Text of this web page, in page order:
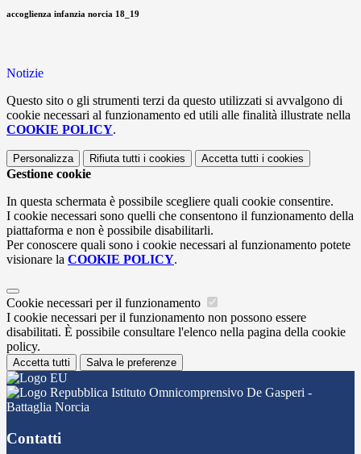
accoglienza infanzia norcia 18_19
Notizie
Questo sito o gli strumenti terzi da questo utilizzati si avvalgono di
cookie necessari al funzionamento ed utili alle finalità illustrate nella
COOKIE POLICY.
Personalizza Rifiuta tutti i cookies Accetta tutti i cookies
Gestione cookie
In questa schermata è possibile scegliere quali cookie consentire.
I cookie necessari sono quelli che consentono il funzionamento della
piattaforma e non è possibile disabilitarli.
Per conoscere quali sono i cookie necessari al funzionamento potete
visionare la COOKIE POLICY.
Cookie necessari per il funzionamento
I cookie necessari per il funzionamento non possono essere
disabilitati. È possibile consultare l'elenco nella pagina della cookie
policy.
Accetta tutti Salva le preferenze
Istituto Omnicomprensivo De Gasperi -
Battaglia Norcia
Contatti